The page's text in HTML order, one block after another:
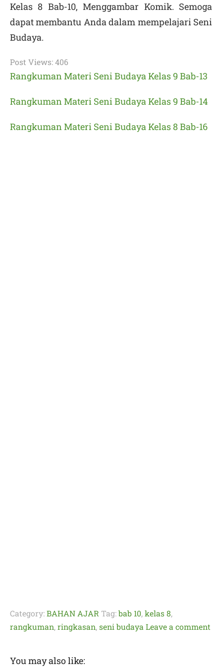
Kelas 8 Bab-10,Menggambar Komik. Semoga
dapat membantu Anda dalam mempelajari Seni
Budaya.
Post Views:406
Rangkuman Materi Seni Budaya Kelas 9 Bab-13
Rangkuman Materi Seni Budaya Kelas 9 Bab-14
Rangkuman Materi Seni Budaya Kelas 8 Bab-16
Category:BAHAN AJAR Tag:bab 10,kelas 8,
rangkuman,ringkasan,seni budaya Leave a comment
You may also like: